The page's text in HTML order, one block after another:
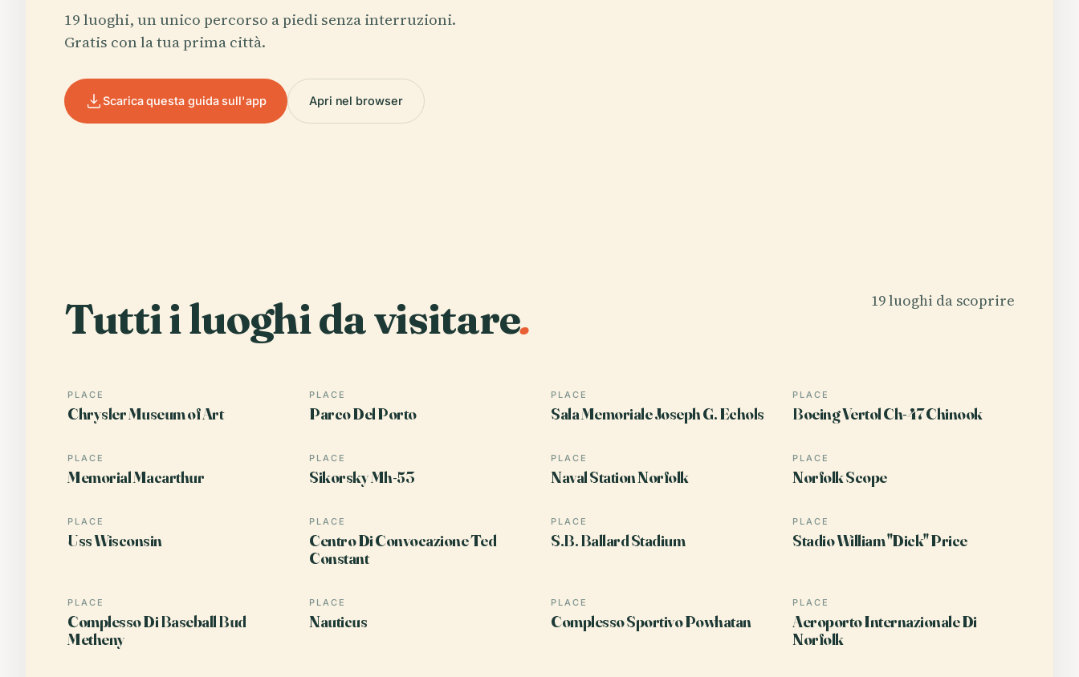
19 luoghi, un unico percorso a piedi senza interruzioni.
Gratis con la tua prima città.
Scarica questa guida sull'app Apri nel browser
Tutti i luoghi da visitare. 19 luoghi da scoprire
PLACE
Chrysler Museum of Art
PLACE
Parco Del Porto
PLACE
Sala Memoriale Joseph G. Echols
PLACE
Boeing Vertol Ch-47 Chinook
PLACE
Memorial Macarthur
PLACE
Sikorsky Mh-53
PLACE
Naval Station Norfolk
PLACE
Norfolk Scope
PLACE
Uss Wisconsin
PLACE
Centro Di Convocazione Ted
Constant
PLACE
S.B. Ballard Stadium
PLACE
Stadio William "Dick" Price
PLACE
Complesso Di Baseball Bud
Metheny
PLACE
Nauticus
PLACE
Complesso Sportivo Powhatan
PLACE
Aeroporto Internazionale Di
Norfolk